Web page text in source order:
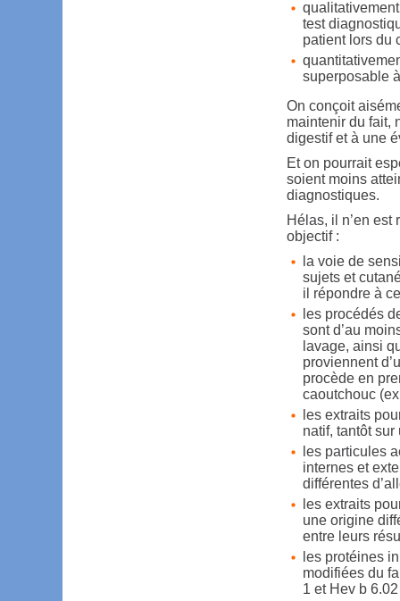
test
patient lors du
superposable
On conçoit
maintenir du fait,
digestif et à une
Et on pourrait
soient moins
diagnostiques.
Hélas, il n’en
objectif :
la voie de
sujets et
il répondre à
les procédés
sont d’au
lavage, ainsi
proviennent
procède en
caoutchouc
les extraits
natif, tantôt
les particules
internes et
différentes
les extraits
une origine
entre leurs
les protéines
modifiées du
1 et Hev b